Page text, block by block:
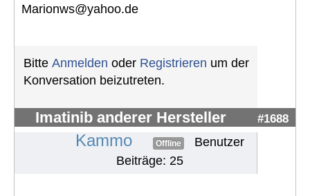
Marionws@yahoo.de
Bitte Anmelden oder Registrieren um der
Konversation beizutreten.
Imatinib anderer Hersteller #1688
Kammo Offline
Benutzer
Beiträge: 25